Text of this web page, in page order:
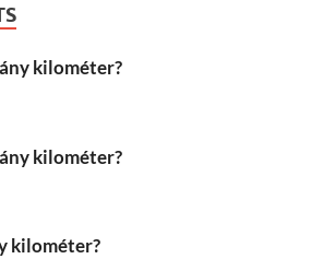
kilométer?
kilométer?
kilométer?